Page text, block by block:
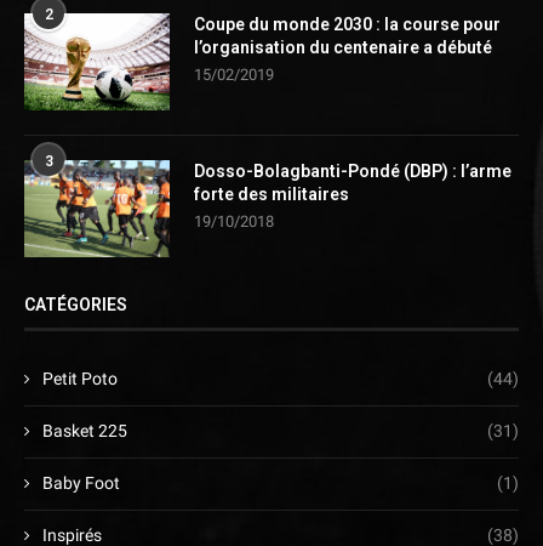
2
Coupe du monde 2030 : la course pour
l’organisation du centenaire a débuté
15/02/2019
3
Dosso-Bolagbanti-Pondé (DBP) : l’arme
forte des militaires
19/10/2018
CATÉGORIES
Petit Poto (44)
Basket 225 (31)
Baby Foot (1)
Inspirés (38)